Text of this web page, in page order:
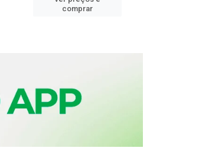
comprar